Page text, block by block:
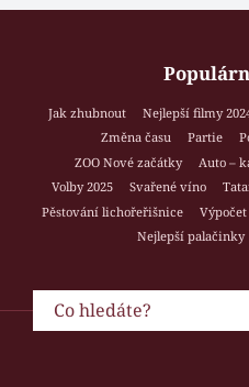
Jak zhubnout Nejlepší filmy
Změna času
Partie
ZOO Nové začátky
Auto –
Volby 2025
Svařené víno
Pěstování lichořeřišnice
Nejlepší palačinky